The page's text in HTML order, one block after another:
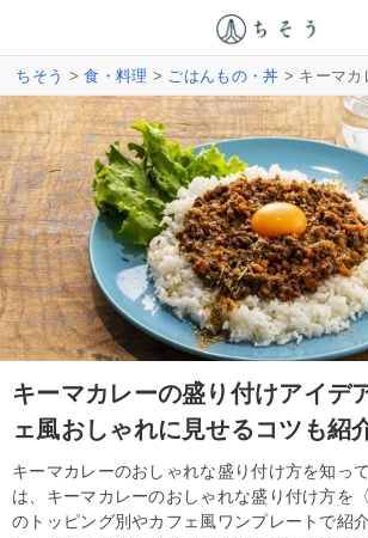
ちそう >食・料理 > ごはんもの・丼 > キーマカ
キーマカレーの盛り付けアイデ
ェ風おしゃれに見せるコツも紹
キーマカレーのおしゃれな盛り付け方を知っ
は、キーマカレーのおしゃれな盛り付け方を
のトッピング別やカフェ風ワンプレートで紹